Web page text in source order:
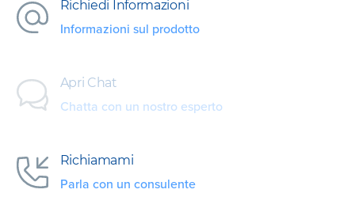
Richiedi Informazioni
Informazioni sul prodotto
Apri Chat
Chatta con un nostro esperto
Richiamami
Parla con un consulente